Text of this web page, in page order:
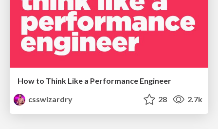
How to Think Like a Performance Engineer
csswizardry
28 2.7k